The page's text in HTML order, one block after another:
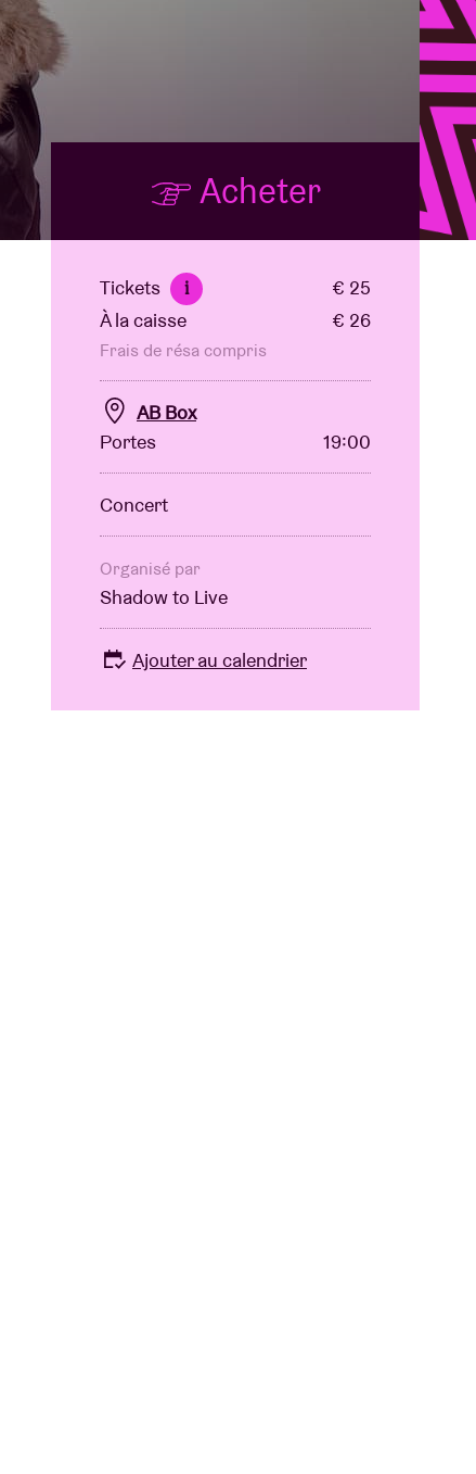
Acheter
Tickets i
€ 25
À la caisse
€ 26
Frais de résa compris
AB Box
Portes
19:00
Concert
Organisé par
Shadow to Live
Ajouter au calendrier